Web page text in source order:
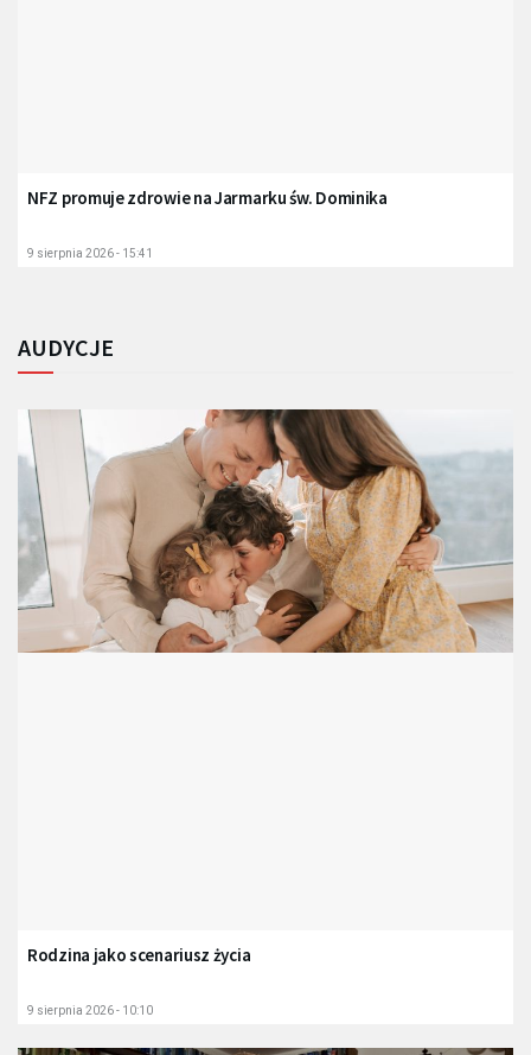
NFZ promuje zdrowie na Jarmarku św. Dominika
9 sierpnia 2026 - 15:41
AUDYCJE
Rodzina jako scenariusz życia
9 sierpnia 2026 - 10:10